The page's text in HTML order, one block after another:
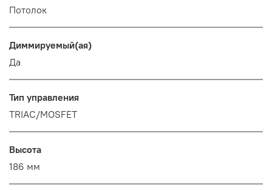
Потолок
Диммируемый(ая)
Да
Тип управления
TRIAC/MOSFET
Высота
186 мм